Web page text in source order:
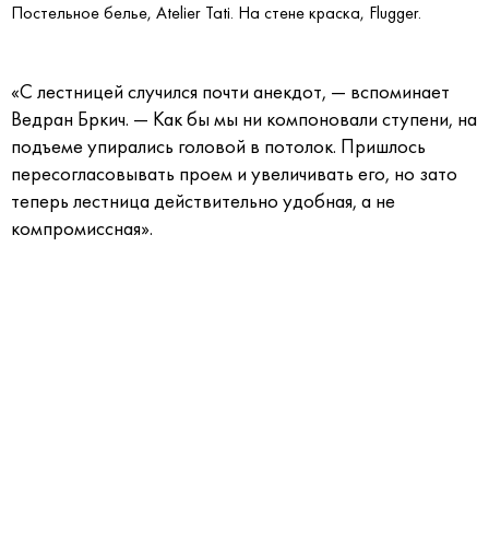
Постельное белье, Atelier Tati. На стене краска, Flugger.
«С лестницей случился почти анекдот, — вспоминает
Ведран Бркич. — Как бы мы ни компоновали ступени, на
подъеме упирались головой в потолок. Пришлось
пересогласовывать проем и увеличивать его, но зато
теперь лестница действительно удобная, а не
компромиссная».